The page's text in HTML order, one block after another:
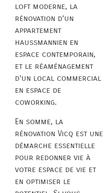
loft moderne, la
rénovation d’un
appartement
haussmannien en
espace contemporain,
et le réaménagement
d’un local commercial
en espace de
coworking.
En somme, la
rénovation Vicq est une
démarche essentielle
pour redonner vie à
votre espace de vie et
en optimiser le